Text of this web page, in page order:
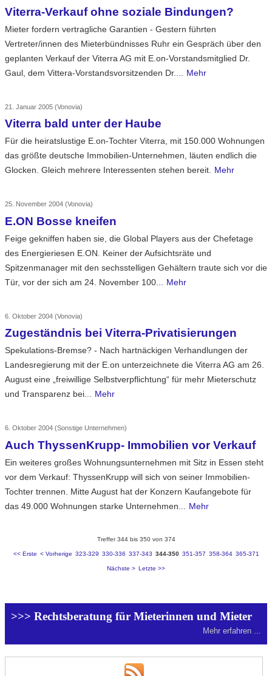
Viterra-Verkauf ohne soziale Bindungen?
Mieter fordern vertragliche Garantien - Gestern führten
Vertreter/innen des Mieterbündnisses Ruhr ein Gespräch über den
geplanten Verkauf der Viterra AG mit E.on-Vorstandsmitglied Dr.
Gaul, dem Vittera-Vorstandsvorsitzenden Dr....
Mehr
21. Januar 2005 (Vonovia)
Viterra bald unter der Haube
Für die heiratslustige E.on-Tochter Viterra, mit 150.000 Wohnungen
das größte deutsche Immobilien-Unternehmen, läuten endlich die
Glocken. Gleich mehrere Interessenten stehen bereit.
Mehr
25. November 2004 (Vonovia)
E.ON Bosse kneifen
Feige gekniffen haben sie, die Global Players aus der Chefetage
des Energieriesen E.ON. Keiner der Aufsichtsräte und
Spitzenmanager mit den sechsstelligen Gehältern traute sich vor die
Tür, vor der sich am 24. November 100...
Mehr
6. Oktober 2004 (Vonovia)
Zugeständnis bei Viterra-Privatisierungen
Spekulations-Bremse? - Nach hartnäckigen Verhandlungen der
Landesregierung mit der E.on unterzeichnete die Viterra AG am 26.
August eine „freiwillige Selbstverpflichtung“ für mehr Mieterschutz
und Transparenz bei...
Mehr
6. Oktober 2004 (Sonstige Unternehmen)
Auch ThyssenKrupp- Immobilien vor Verkauf
Ein weiteres großes Wohnungsunternehmen mit Sitz in Essen steht
vor dem Verkauf: ThyssenKrupp will sich von seiner Immobilien-
Tochter trennen. Mitte August hat der Konzern Kaufangebote für
das 49.000 Wohnungen starke Unternehmen...
Mehr
Treffer 344 bis 350 von 374
<< Erste < Vorherige 323-329 330-336 337-343 344-350 351-357 358-364 365-371
Nächste > Letzte >>
>>> Rechtsberatung für Mieterinnen und Mieter
Mehr erfahren ...